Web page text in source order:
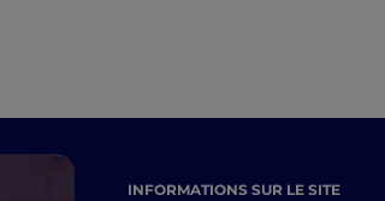
INFORMATIONS SUR LE SITE